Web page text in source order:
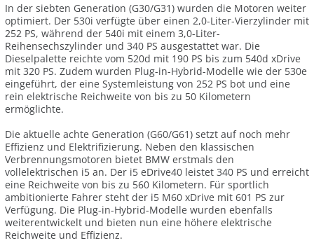
In der siebten Generation (G30/G31) wurden die Motoren weiter
optimiert. Der 530i verfügte über einen 2,0-Liter-Vierzylinder mit
252 PS, während der 540i mit einem 3,0-Liter-
Reihensechszylinder und 340 PS ausgestattet war. Die
Dieselpalette reichte vom 520d mit 190 PS bis zum 540d xDrive
mit 320 PS. Zudem wurden Plug-in-Hybrid-Modelle wie der 530e
eingeführt, der eine Systemleistung von 252 PS bot und eine
rein elektrische Reichweite von bis zu 50 Kilometern
ermöglichte.
Die aktuelle achte Generation (G60/G61) setzt auf noch mehr
Effizienz und Elektrifizierung. Neben den klassischen
Verbrennungsmotoren bietet BMW erstmals den
vollelektrischen i5 an. Der i5 eDrive40 leistet 340 PS und erreicht
eine Reichweite von bis zu 560 Kilometern. Für sportlich
ambitionierte Fahrer steht der i5 M60 xDrive mit 601 PS zur
Verfügung. Die Plug-in-Hybrid-Modelle wurden ebenfalls
weiterentwickelt und bieten nun eine höhere elektrische
Reichweite und Effizienz.